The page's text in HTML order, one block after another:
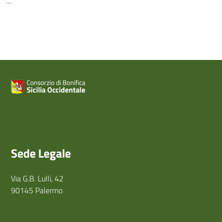
Sede Legale
Via G.B. Lulli, 42
90145 Palermo